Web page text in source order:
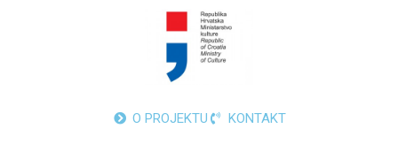
O PROJEKTU KONTAKT